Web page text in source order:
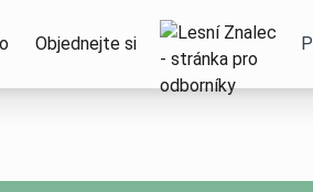
Objednejte si
Domů – Lesní